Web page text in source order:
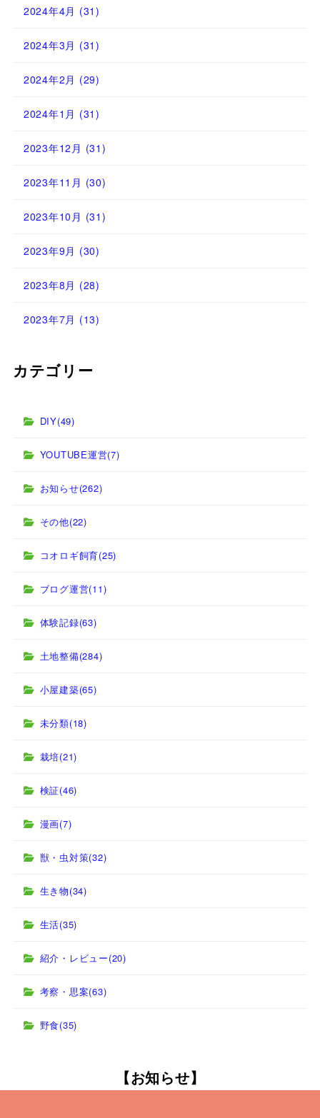
2024年4月 (31)
2024年3月 (31)
2024年2月 (29)
2024年1月 (31)
2023年12月 (31)
2023年11月 (30)
2023年10月 (31)
2023年9月 (30)
2023年8月 (28)
2023年7月 (13)
カテゴリー
DIY(49)
YOUTUBE運営(7)
お知らせ(262)
その他(22)
コオロギ飼育(25)
ブログ運営(11)
体験記録(63)
土地整備(284)
小屋建築(65)
未分類(18)
栽培(21)
検証(46)
漫画(7)
獣・虫対策(32)
生き物(34)
生活(35)
紹介・レビュー(20)
考察・思案(63)
野食(35)
【お知らせ】